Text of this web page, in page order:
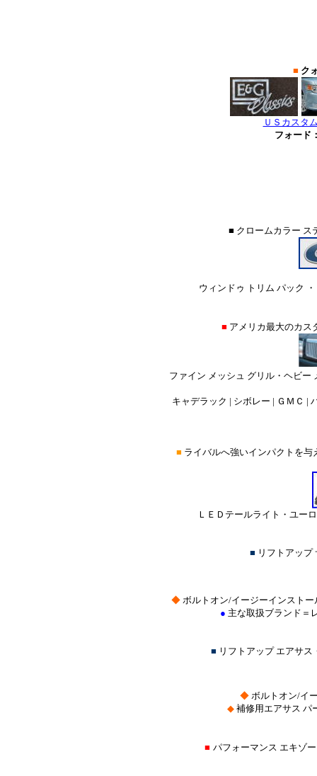
■ ク
ＵＳカスタ
フォード
■ クロームカラー ス
ウィンドゥ トリム パック
■ アメリカ最大のカ
ファイン メッシュ グリル・ヘビー
キャデラック | シボレー | ＧＭＣ |
■ ライバルへ強いインパクトを
ＬＥＤテールライト・ユー
■ リフトアッ
◆ボルトオン/イージーインストー
● 主な取扱ブランド＝
■ リフトアップ エアサ
◆ボルトオン/イ
◆ 補修用エアサス パ
■ パフォーマンス エキゾ